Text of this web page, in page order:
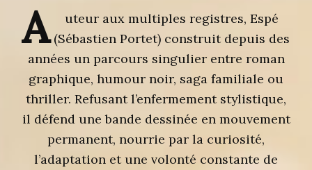
A
uteur aux multiples registres, Espé
(Sébastien Portet) construit depuis des
années un parcours singulier entre roman
graphique, humour noir, saga familiale ou
thriller. Refusant l’enfermement stylistique,
il défend une bande dessinée en mouvement
permanent, nourrie par la curiosité,
l’adaptation et une volonté constante de